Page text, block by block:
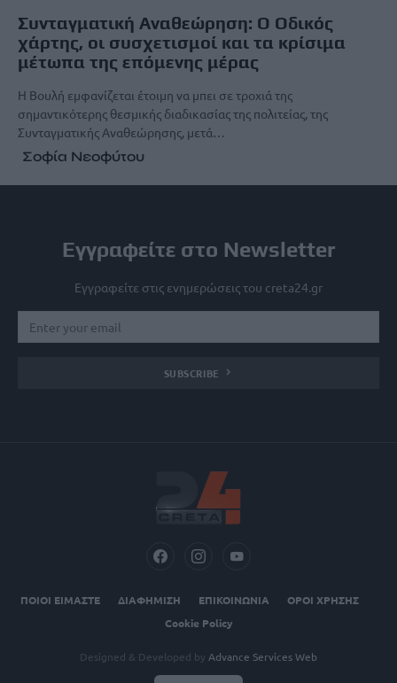
Συνταγματική Αναθεώρηση: O Οδικός
χάρτης, οι συσχετισμοί και τα κρίσιμα
μέτωπα της επόμενης μέρας
Η Βουλή εμφανίζεται έτοιμη να μπει σε τροχιά της
σημαντικότερης θεσμικής διαδικασίας της πολιτείας, της
Συνταγματικής Αναθεώρησης, μετά…
Σοφία Νεοφύτου
Εγγραφείτε στο Newsletter
Εγγραφείτε στις ενημερώσεις του creta24.gr
SUBSCRIBE
ΠΟΙΟΙ ΕΙΜΑΣΤΕ ΔΙΑΦΗΜΙΣΗ ΕΠΙΚΟΙΝΩΝΙΑ
ΟΡΟΙ ΧΡΗΣΗΣ
Cookie Policy
Designed & Developed by Advance Services Web